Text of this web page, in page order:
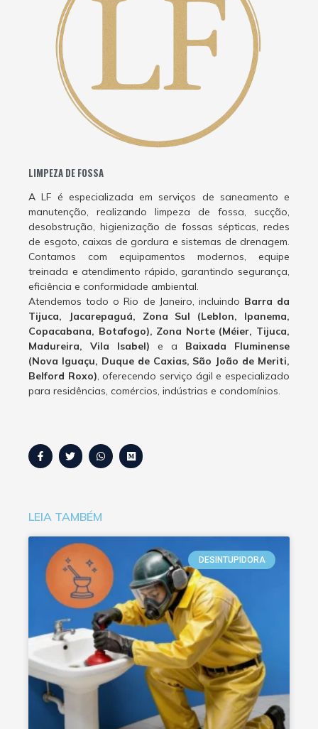
LIMPEZA DE FOSSA
A LF é especializada em serviços de saneamento e
manutenção, realizando limpeza de fossa, sucção,
desobstrução, higienização de fossas sépticas, redes
de esgoto, caixas de gordura e sistemas de drenagem.
Contamos com equipamentos modernos, equipe
treinada e atendimento rápido, garantindo segurança,
eficiência e conformidade ambiental.
Atendemos todo o Rio de Janeiro, incluindo Barra da
Tijuca, Jacarepaguá, Zona Sul (Leblon, Ipanema,
Copacabana, Botafogo), Zona Norte (Méier, Tijuca,
Madureira, Vila Isabel) e a Baixada Fluminense
(Nova Iguaçu, Duque de Caxias, São João de Meriti,
Belford Roxo), oferecendo serviço ágil e especializado
para residências, comércios, indústrias e condomínios.
LEIA TAMBÉM
DESINTUPIDORA